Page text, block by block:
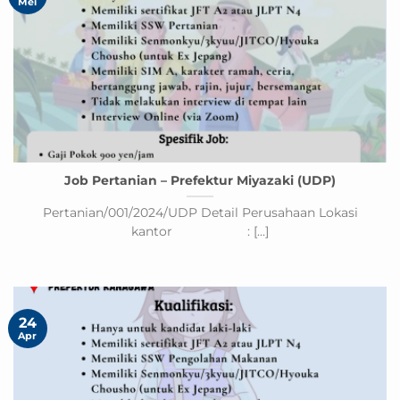
Job Pertanian – Prefektur Miyazaki (UDP)
Pertanian/001/2024/UDP Detail Perusahaan Lokasi
kantor : [...]
24
Apr